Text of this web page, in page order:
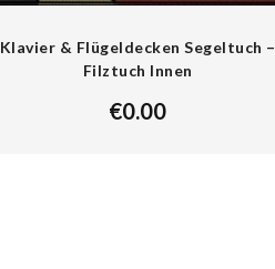
Klavier & Flügeldecken Segeltuch –
Filztuch Innen
€0.00